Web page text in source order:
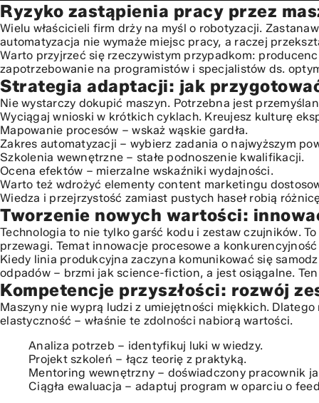
Ryzyko zastąpienia pracy przez maszyny: czy słusznie
Strategia adaptacji: jak przygotować firmę i zespół na
Tworzenie nowych wartości: innowacje procesowe w erze
Kompetencje przyszłości: rozwój zespołu w
Prawo i etyka: regulatory AI a decyzje biznesowe
Podsumowanie: Budowanie przewagi konkurencyjnej
Ryzyko zastąpienia pracy przez
Wielu właścicieli firm drży na myśl o robotyzacji.
automatyzacja nie wymaże miejsc pracy, a raczej
Warto przyjrzeć się rzeczywistym przypadkom:
zapotrzebowanie na programistów i specjalistów ds.
Strategia adaptacji: jak
Nie wystarczy dokupić maszyn. Potrzebna jest
Wyciągaj wnioski w krótkich cyklach. Kreujesz kulturę
Mapowanie procesów – wskaż wąskie gardła.
Zakres automatyzacji – wybierz zadania o najwyższym
Szkolenia wewnętrzne – stałe podnoszenie kwalifikacji.
Ocena efektów – mierzalne wskaźniki wydajności.
Warto też wdrożyć elementy content marketingu
Wiedza i przejrzystość zamiast pustych haseł robią
Tworzenie nowych wartości:
Technologia to nie tylko garść kodu i zestaw czujników.
przewagi. Temat innowacje procesowe a
Kiedy linia produkcyjna zaczyna komunikować się
odpadów – brzmi jak science-fiction, a jest osiągalne.
Kompetencje przyszłości: rozwój
Maszyny nie wyprą ludzi z umiejętności miękkich.
elastyczność – właśnie te zdolności nabiorą wartości.
Analiza potrzeb – identyfikuj luki w wiedzy.
Projekt szkoleń – łącz teorię z praktyką.
Mentoring wewnętrzny – doświadczony pracownik
Ciągła ewaluacja – adaptuj program w oparciu o